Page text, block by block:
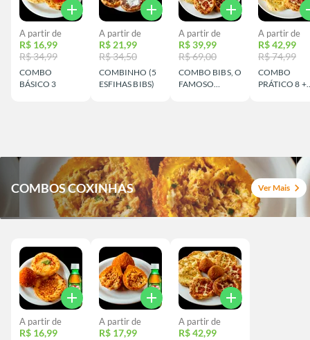
COMBO
BÁSICO 3
A partir de
R$ 16,99
R$ 34,99
add
COMBINHO (5
ESFIHAS BIBS)
A partir de
R$ 21,99
R$ 34,50
add
COMBO BIBS, O
FAMOSO
A partir de
R$ 39,99
R$ 69,00
add
COMBO
PRÁTICO 8 +
A partir de
R$ 42,99
R$ 74,99
COMBOS COXINHAS Ver Mais chevron_right
A partir de
R$ 16,99
add
A partir de
R$ 17,99
add
A partir de
R$ 42,99
add